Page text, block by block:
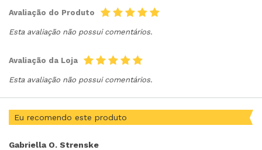
Avaliação do Produto
Esta avaliação não possui comentários.
Avaliação da Loja
Esta avaliação não possui comentários.
Eu recomendo este produto
Gabriella O. Strenske